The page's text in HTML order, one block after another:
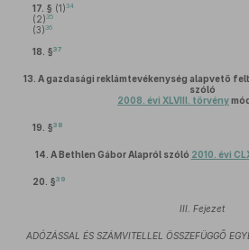
17. § (1) 34
(2) 35
(3) 36
18. §37
13. A gazdasági reklámtevékenység alapvető
szóló
2008. évi XLVIII. törvény
19. §38
14. A Bethlen Gábor Alapról szóló 2010. évi
20. §39
III. Fejezet
ADÓZÁSSAL ÉS SZÁMVITELLEL ÖSSZEFÜGGŐ